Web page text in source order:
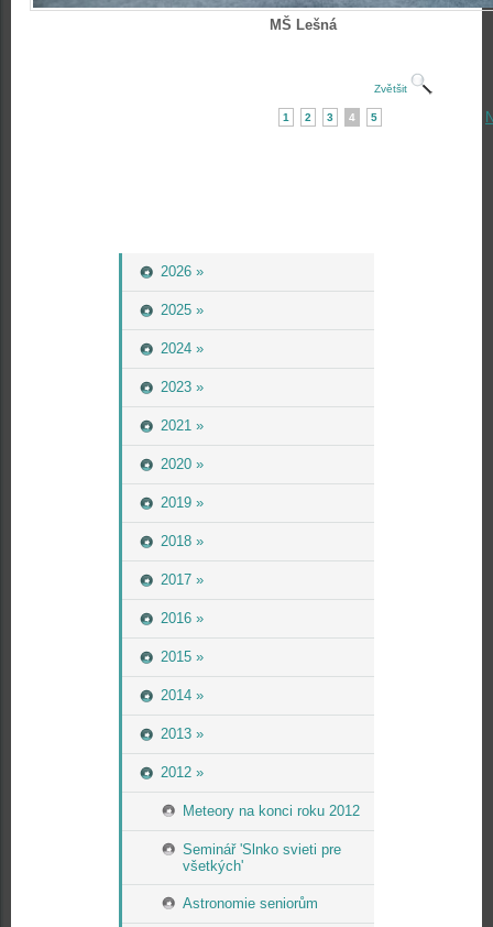
2026 »
2025 »
2024 »
2023 »
2021 »
2020 »
2019 »
2018 »
2017 »
2016 »
2015 »
2014 »
2013 »
2012 »
Meteory na konci roku 2012
Seminář 'Slnko svieti pre
všetkých'
Astronomie seniorům
MŠ Lešná
Zvětšit
1 2 3 4 5